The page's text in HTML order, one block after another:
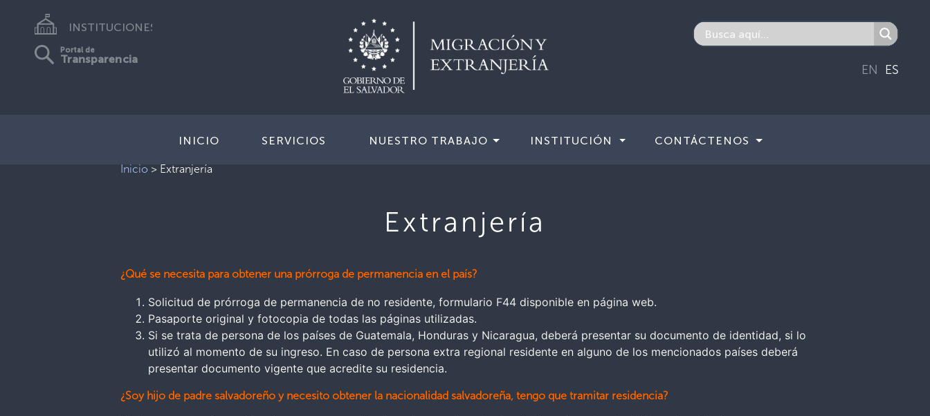
INSTITUCIONES
Portal de
Transparencia
EN ES
INICIO SERVICIOS NUESTRO TRABAJO INSTITUCIÓN CONTÁCTENOS
Inicio > Extranjería
Extranjería
¿Qué se necesita para obtener una prórroga de permanencia en el país?
Solicitud de prórroga de permanencia de no residente, formulario F44 disponible en página web.
Pasaporte original y fotocopia de todas las páginas utilizadas.
Si se trata de persona de los países de Guatemala, Honduras y Nicaragua, deberá presentar su documento de identidad, si lo
utilizó al momento de su ingreso. En caso de persona extra regional residente en alguno de los mencionados países deberá
presentar documento vigente que acredite su residencia.
¿Soy hijo de padre salvadoreño y necesito obtener la nacionalidad salvadoreña, tengo que tramitar residencia?